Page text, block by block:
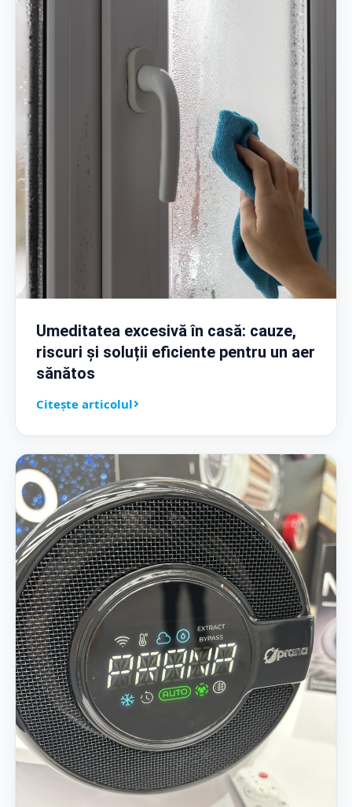
Umeditatea excesivă în casă: cauze,
riscuri și soluții eficiente pentru un aer
sănătos
Citește articolul